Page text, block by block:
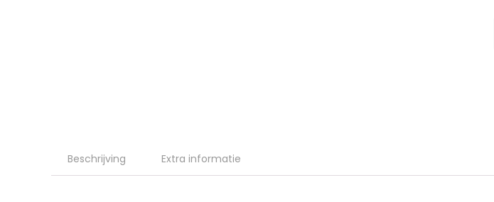
Beschrijving Extra informatie